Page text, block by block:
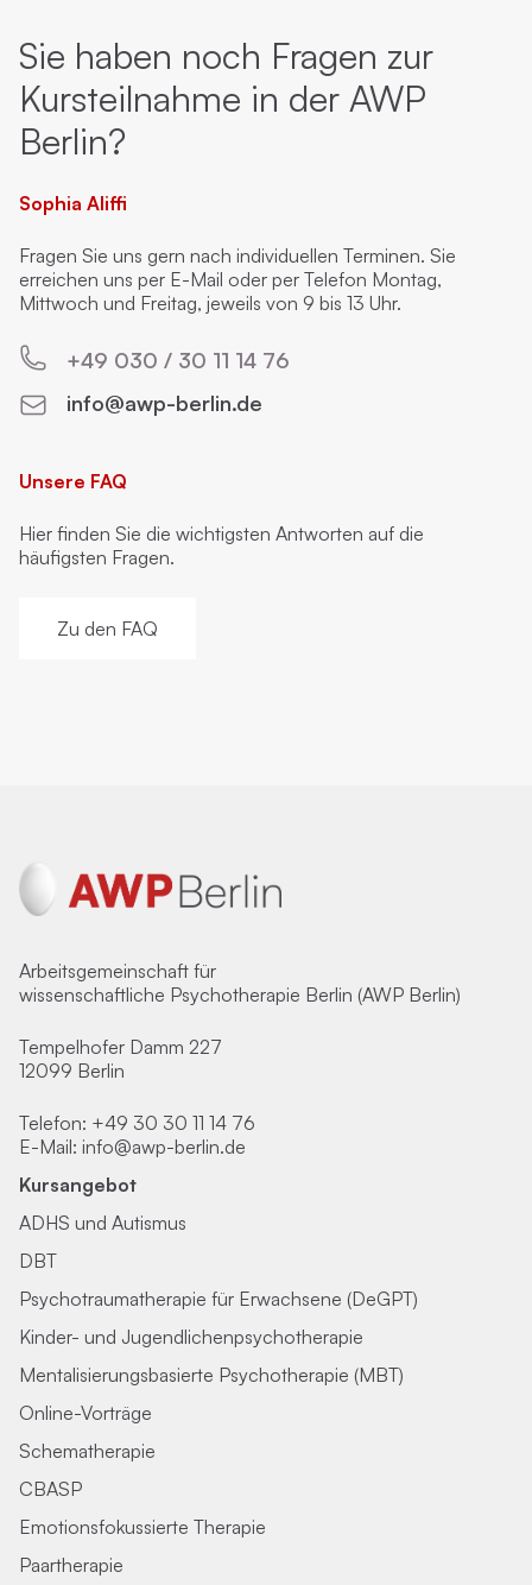
Sie haben noch Fragen zur
Kursteilnahme in der AWP
Berlin?
Sophia Aliffi
Fragen Sie uns gern nach individuellen Terminen. Sie
erreichen uns per E-Mail oder per Telefon Montag,
Mittwoch und Freitag, jeweils von 9 bis 13 Uhr.
+49 030 / 30 11 14 76
info@awp-berlin.de
Unsere FAQ
Hier finden Sie die wichtigsten Antworten auf die
häufigsten Fragen.
Zu den FAQ
Arbeitsgemeinschaft für
wissenschaftliche Psychotherapie Berlin (AWP Berlin)
Tempelhofer Damm 227
12099 Berlin
Telefon: +49 30 30 11 14 76
E-Mail: info@awp-berlin.de
Kursangebot
ADHS und Autismus
DBT
Psychotraumatherapie für Erwachsene (DeGPT)
Kinder- und Jugendlichenpsychotherapie
Mentalisierungsbasierte Psychotherapie (MBT)
Online-Vorträge
Schematherapie
CBASP
Emotionsfokussierte Therapie
Paartherapie